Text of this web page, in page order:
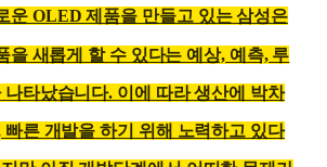
운 OLED 제품을 만들고 있는 삼성은
을 새롭게 할 수 있다는 예상, 예측, 루
나타났습니다. 이에 따라 생산에 박차
빠른 개발을 하기 위해 노력하고 있다